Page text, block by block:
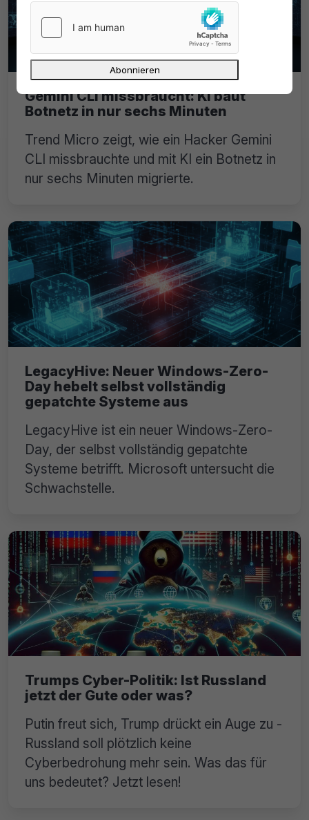
Gemini CLI missbraucht: KI baut
Botnetz in nur sechs Minuten
Trend Micro zeigt, wie ein Hacker Gemini
CLI missbrauchte und mit KI ein Botnetz in
nur sechs Minuten migrierte.
LegacyHive: Neuer Windows-Zero-
Day hebelt selbst vollständig
gepatchte Systeme aus
LegacyHive ist ein neuer Windows-Zero-
Day, der selbst vollständig gepatchte
Systeme betrifft. Microsoft untersucht die
Schwachstelle.
Trumps Cyber-Politik: Ist Russland
jetzt der Gute oder was?
Putin freut sich, Trump drückt ein Auge zu -
Russland soll plötzlich keine
Cyberbedrohung mehr sein. Was das für
uns bedeutet? Jetzt lesen!